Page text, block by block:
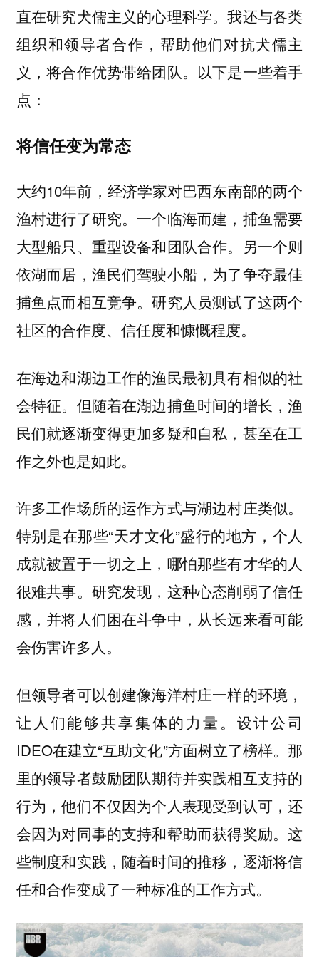
直在研究犬儒主义的心理科学。我还与各类
组织和领导者合作，帮助他们对抗犬儒主
义，将合作优势带给团队。以下是一些着手
点：
将信任变为常态
大约10年前，经济学家对巴西东南部的两个
渔村进行了研究。一个临海而建，捕鱼需要
大型船只、重型设备和团队合作。另一个则
依湖而居，渔民们驾驶小船，为了争夺最佳
捕鱼点而相互竞争。研究人员测试了这两个
社区的合作度、信任度和慷慨程度。
在海边和湖边工作的渔民最初具有相似的社
会特征。但随着在湖边捕鱼时间的增长，渔
民们就逐渐变得更加多疑和自私，甚至在工
作之外也是如此。
许多工作场所的运作方式与湖边村庄类似。
特别是在那些“天才文化”盛行的地方，个人
成就被置于一切之上，哪怕那些有才华的人
很难共事。研究发现，这种心态削弱了信任
感，并将人们困在斗争中，从长远来看可能
会伤害许多人。
但领导者可以创建像海洋村庄一样的环境，
让人们能够共享集体的力量。设计公司
IDEO在建立“互助文化”方面树立了榜样。那
里的领导者鼓励团队期待并实践相互支持的
行为，他们不仅因为个人表现受到认可，还
会因为对同事的支持和帮助而获得奖励。这
些制度和实践，随着时间的推移，逐渐将信
任和合作变成了一种标准的工作方式。